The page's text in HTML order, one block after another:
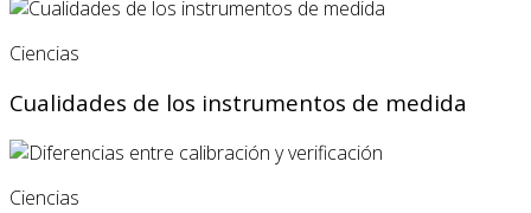
Ciencias
Cualidades de los instrumentos de medida
Ciencias